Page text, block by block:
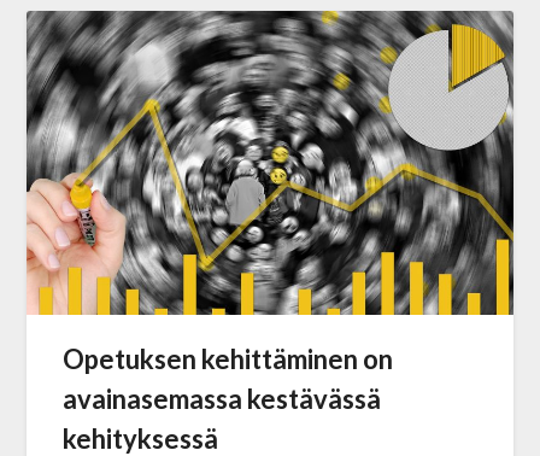
Opetuksen kehittäminen on
avainasemassa kestävässä
kehityksessä